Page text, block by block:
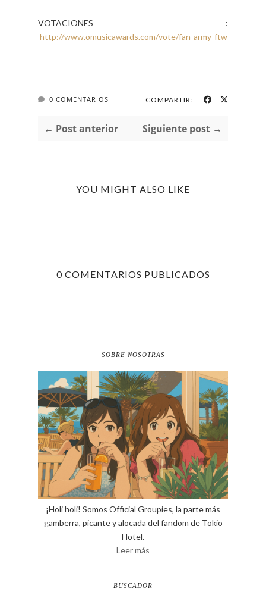
VOTACIONES :
http://www.omusicawards.com/vote/fan-army-ftw
0 COMENTARIOS COMPARTIR:
← Post anterior Siguiente post →
YOU MIGHT ALSO LIKE
0 COMENTARIOS PUBLICADOS
SOBRE NOSOTRAS
¡Holi holi! Somos Official Groupies, la parte más
gamberra, picante y alocada del fandom de Tokio
Hotel.
Leer más
BUSCADOR